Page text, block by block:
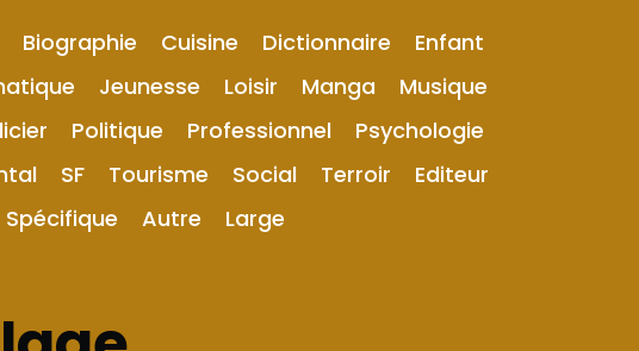
Biographie Cuisine Dictionnaire
Enfant
Jeunesse Loisir Manga
Musique
Politique Professionnel
Psychologie
SF Tourisme Social Terroir
Editeur
Spécifique Autre Large